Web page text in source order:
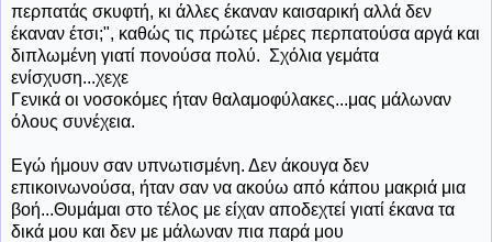
περπατάς σκυφτή, κι άλλες έκαναν καισαρική αλλά δεν
έκαναν έτσι;", καθώς τις πρώτες μέρες περπατούσα αργά και
διπλωμένη γιατί πονούσα πολύ. Σχόλια γεμάτα
ενίσχυση...χεχε
Γενικά οι νοσοκόμες ήταν θαλαμοφύλακες...μας μάλωναν
όλους συνέχεια.
Εγώ ήμουν σαν υπνωτισμένη. Δεν άκουγα δεν
επικοινωνούσα, ήταν σαν να ακούω από κάπου μακριά μια
βοή...Θυμάμαι στο τέλος με είχαν αποδεχτεί γιατί έκανα τα
δικά μου και δεν με μάλωναν πια παρά μου